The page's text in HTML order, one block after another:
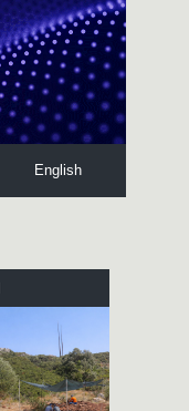
English